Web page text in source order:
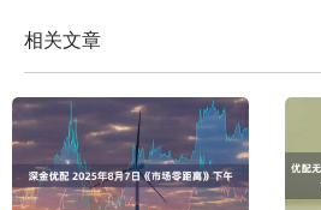
相关文章